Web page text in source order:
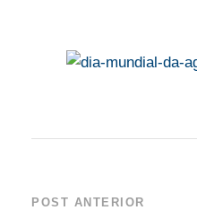
POST ANTERIOR